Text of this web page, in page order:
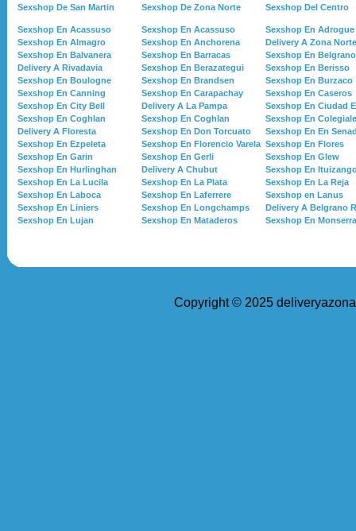
Sexshop De San Martin
Sexshop De Zona Norte Sexshop Del Centro
Sexshop En Acassuso Sexshop En Acassuso
Sexshop En Adrogue
Sexshop En Almagro
Sexshop En Anchorena
Delivery A Zona Norte
Sexshop En Balvanera
Sexshop En Barracas
Sexshop En Belgrano
Delivery A Rivadavia
Sexshop En Berazategui
Sexshop En Berisso
Sexshop En Boulogne
Sexshop En Brandsen
Sexshop En Burzaco
Sexshop En Canning
Sexshop En Carapachay
Sexshop En Caseros
Sexshop En City Bell
Delivery A La Pampa
Sexshop En Ciudad
Sexshop En Coghlan
Sexshop En Coghlan
Sexshop En
Delivery A Floresta
Sexshop En Don Torcuato
Sexshop En En
Sexshop En Ezpeleta
Sexshop En Florencio Varela Sexshop En Flores
Sexshop En Garin
Sexshop En Gerli
Sexshop En Glew
Sexshop En Hurlinghan
Delivery A Chubut
Sexshop En
Sexshop En La Lucila
Sexshop En La Plata
Sexshop En La Reja
Sexshop En Laboca
Sexshop En Laferrere
Sexshop en Lanus
Sexshop En Liniers
Sexshop En Longchamps
Delivery A Belgrano R
Sexshop En Lujan
Sexshop En Mataderos Sexshop En
Copyright © 2025